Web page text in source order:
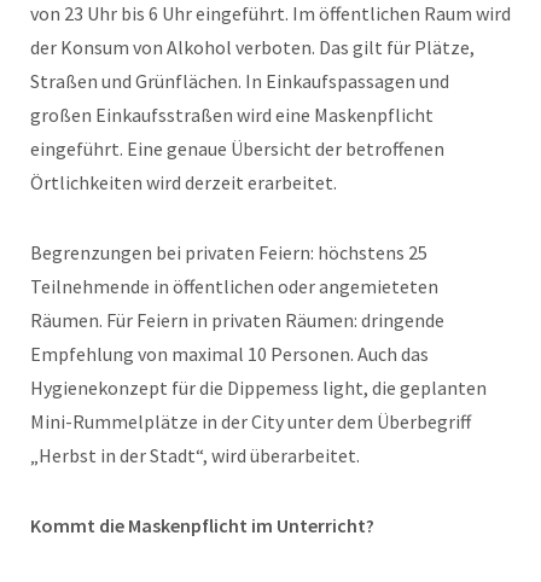
von 23 Uhr bis 6 Uhr eingeführt. Im öffentlichen Raum wird
der Konsum von Alkohol verboten. Das gilt für Plätze,
Straßen und Grünflächen. In Einkaufspassagen und
großen Einkaufsstraßen wird eine Maskenpflicht
eingeführt. Eine genaue Übersicht der betroffenen
Örtlichkeiten wird derzeit erarbeitet.
Begrenzungen bei privaten Feiern: höchstens 25
Teilnehmende in öffentlichen oder angemieteten
Räumen. Für Feiern in privaten Räumen: dringende
Empfehlung von maximal 10 Personen. Auch das
Hygienekonzept für die Dippemess light, die geplanten
Mini-Rummelplätze in der City unter dem Überbegriff
„Herbst in der Stadt“, wird überarbeitet.
Kommt die Maskenpflicht im Unterricht?